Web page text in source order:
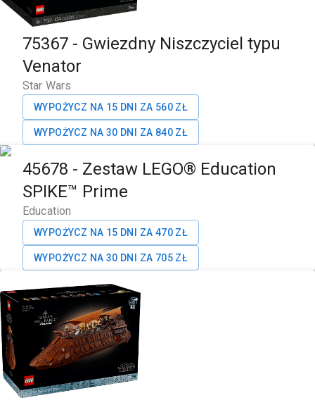
75367 - Gwiezdny Niszczyciel typu
Venator
Star Wars
WYPOŻYCZ NA 15 DNI ZA 560 ZŁ
WYPOŻYCZ NA 30 DNI ZA 840 ZŁ
45678 - Zestaw LEGO® Education
SPIKE™ Prime
Education
WYPOŻYCZ NA 15 DNI ZA 470 ZŁ
WYPOŻYCZ NA 30 DNI ZA 705 ZŁ